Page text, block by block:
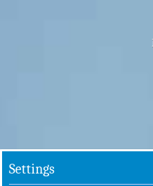
Settings